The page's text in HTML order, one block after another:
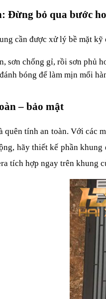
Đừng bỏ qua bước
cần được xử lý bề mặt kỹ
sơn chống gỉ, rồi sơn phủ
bóng để làm mịn mối
– bảo mật
tính an toàn. Với các
hãy thiết kế phần
tích hợp ngay trên khung